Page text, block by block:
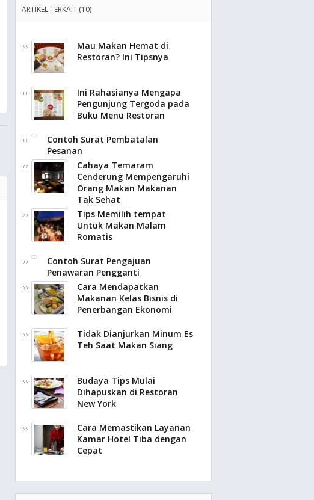
ARTIKEL TERKAIT (10)
Mau Makan Hemat di
Restoran? Ini Tipsnya
Ini Rahasianya Mengapa
Pengunjung Tergoda pada
Buku Menu Restoran
Contoh Surat Pembatalan
Pesanan
Cahaya Temaram
Cenderung Mempengaruhi
Orang Makan Makanan
Tak Sehat
Tips Memilih tempat
Untuk Makan Malam
Romatis
Contoh Surat Pengajuan
Penawaran Pengganti
Cara Mendapatkan
Makanan Kelas Bisnis di
Penerbangan Ekonomi
Tidak Dianjurkan Minum Es
Teh Saat Makan Siang
Budaya Tips Mulai
Dihapuskan di Restoran
New York
Cara Memastikan Layanan
Kamar Hotel Tiba dengan
Cepat